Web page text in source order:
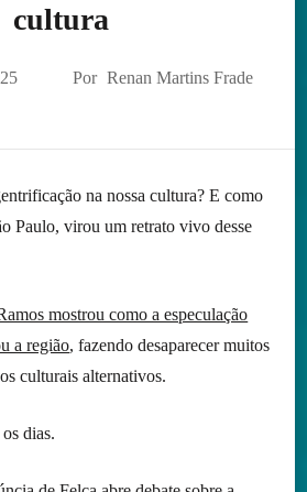
cultura
Por Renan Martins Frade
na nossa cultura? E como
Paulo, virou um retrato vivo desse
mostrou como a especulação
a região, fazendo desaparecer muitos
culturais alternativos.
dias.